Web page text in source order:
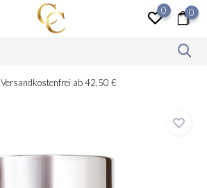
0 0
Versandkostenfrei ab 42,50 €